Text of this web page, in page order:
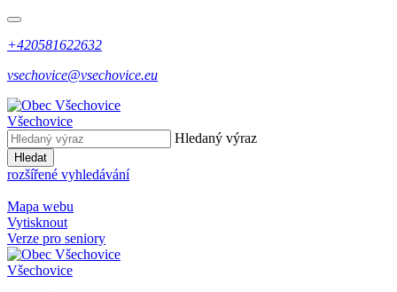
+420581622632
vsechovice@vsechovice.eu
Všechovice
Hledaný výraz
Hledat
rozšířené vyhledávání
Mapa webu
Vytisknout
Verze pro seniory
Všechovice